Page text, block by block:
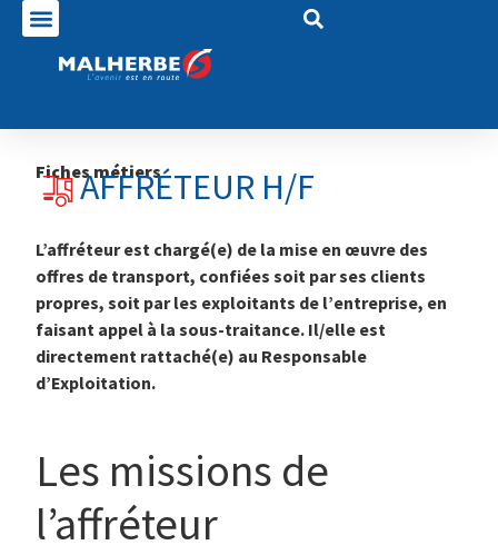
Fiches métiers
AFFRÉTEUR H/F
L’affréteur est chargé(e) de la mise en œuvre des
offres de transport, confiées soit par ses clients
propres, soit par les exploitants de l’entreprise, en
faisant appel à la sous-traitance. Il/elle est
directement rattaché(e) au Responsable
d’Exploitation.
Les missions de
l’affréteur